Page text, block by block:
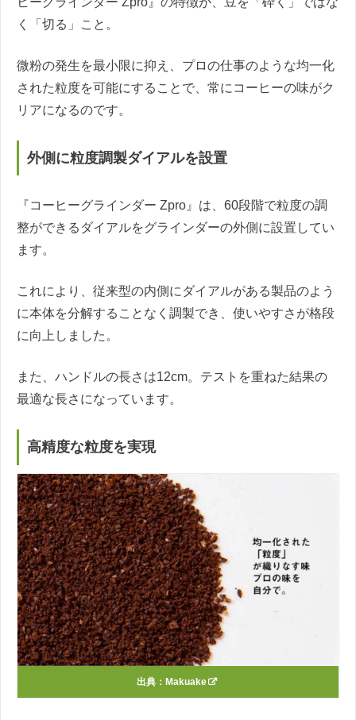
く「切る」こと。
微粉の発生を最小限に抑え、プロの仕事のような均一化
された粒度を可能にすることで、常にコーヒーの味がク
リアになるのです。
外側に粒度調製ダイアルを設置
『コーヒーグラインダー Zpro』は、60段階で粒度の調
整ができるダイアルをグラインダーの外側に設置してい
ます。
これにより、従来型の内側にダイアルがある製品のよう
に本体を分解することなく調製でき、使いやすさが格段
に向上しました。
また、ハンドルの長さは12cm。テストを重ねた結果の
最適な長さになっています。
高精度な粒度を実現
出典： Makuake